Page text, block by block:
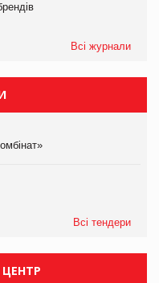
Всі журнали
Всі тендери
ЦЕНТР